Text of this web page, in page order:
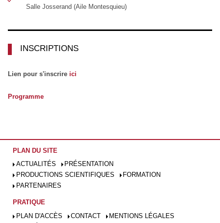
Salle Josserand (Aile Montesquieu)
INSCRIPTIONS
Lien pour s'inscrire ici
Programme
PLAN DU SITE
ACTUALITÉS
PRÉSENTATION
PRODUCTIONS SCIENTIFIQUES
FORMATION
PARTENAIRES
PRATIQUE
PLAN D'ACCÈS
CONTACT MENTIONS LÉGALES